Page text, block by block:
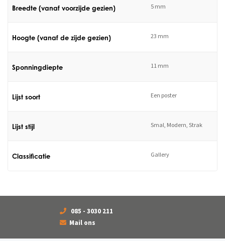
Breedte (vanaf voorzijde gezien) 5 mm
Hoogte (vanaf de zijde gezien) 23 mm
Sponningdiepte 11 mm
Lijst soort Een poster
Lijst stijl Smal, Modern, Strak
Classificatie Gallery
085 - 3030 211
Mail ons